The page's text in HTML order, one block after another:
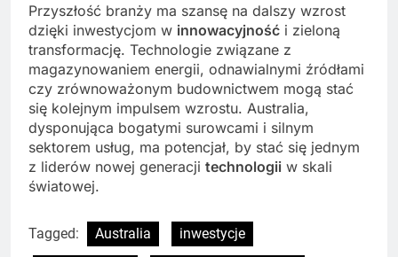
Przyszłość branży ma szansę na dalszy wzrost
dzięki inwestycjom w innowacyjność i zieloną
transformację. Technologie związane z
magazynowaniem energii, odnawialnymi źródłami
czy zrównoważonym budownictwem mogą stać
się kolejnym impulsem wzrostu. Australia,
dysponująca bogatymi surowcami i silnym
sektorem usług, ma potencjał, by stać się jednym
z liderów nowej generacji technologii w skali
światowej.
Tagged: Australia
inwestycje